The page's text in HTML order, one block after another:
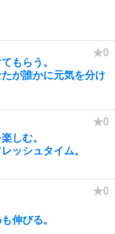
もらう。
が誰かに元気を分け
しむ。
ッシュタイム。
伸びる。